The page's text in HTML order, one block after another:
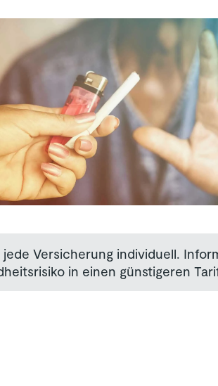
Versicherung individuell.
in einen günstigeren